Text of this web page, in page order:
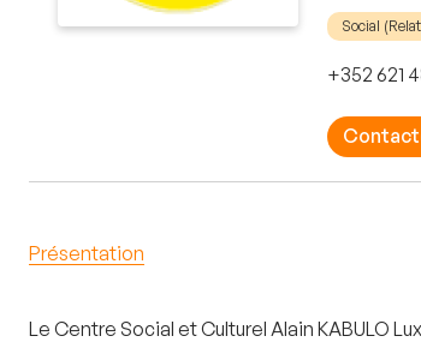
Social
+352 621
Présentation
Le Centre Social et Culturel Alain KABULO